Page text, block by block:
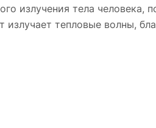
излучения тела человека,
тепловые волны,